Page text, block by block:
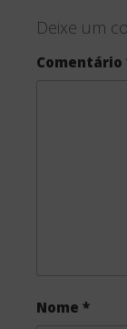
Deixe um
Comentário
Nome *